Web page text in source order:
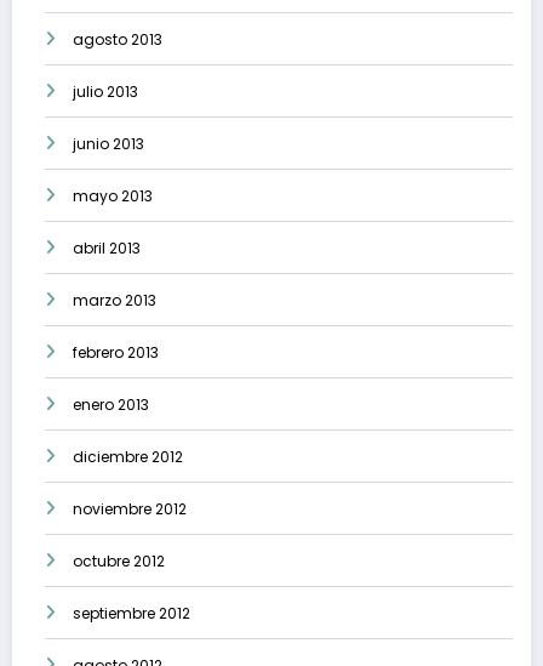
agosto 2013
julio 2013
junio 2013
mayo 2013
abril 2013
marzo 2013
febrero 2013
enero 2013
diciembre 2012
noviembre 2012
octubre 2012
septiembre 2012